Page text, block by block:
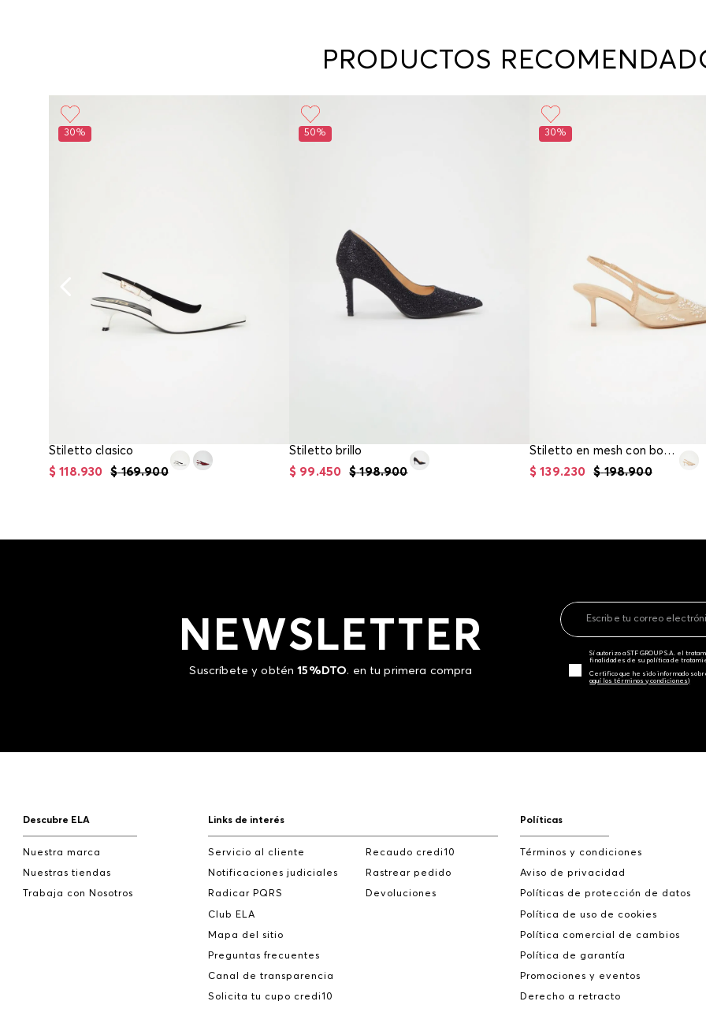
PRODUCTOS
30%
Stiletto clasico
$ 169.900
$ 118.930
50%
Stiletto brillo
$ 198.900
$ 99.450
30%
Stiletto en mesh con bordado y perlas
$ 198.900
$ 139.230
NEWSLETTER
Suscríbete y obtén15%DTO. en tu primera compra
Sí autorizo a STF GROUP S.A. el
finalidades de su política de
Certifico que he sido informado
aquí los términos y condiciones)
Descubre ELA
Nuestra marca
Nuestras tiendas
Trabaja con Nosotros
Links de interés
Servicio al cliente
Notificaciones judiciales
Radicar PQRS
Club ELA
Mapa del sitio
Preguntas frecuentes
Canal de transparencia
Solicita tu cupo credi10
Recaudo credi10
Rastrear pedido
Devoluciones
Políticas
Términos y condiciones
Aviso de privacidad
Políticas de protección de datos
Política de uso de cookies
Política comercial de cambios
Política de garantía
Promociones y eventos
Derecho a retracto